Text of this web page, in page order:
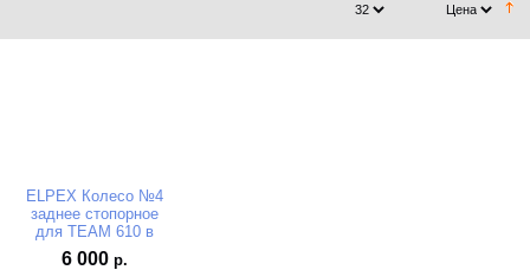
ELPEX Колесо №4
заднее стопорное
для TEAM 610 в
сборе медленное
6 000 р.